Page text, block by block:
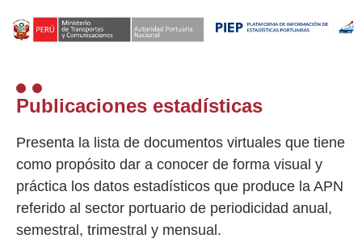
Publicaciones estadísticas
Presenta la lista de documentos virtuales que tiene
como propósito dar a conocer de forma visual y
práctica los datos estadísticos que produce la APN
referido al sector portuario de periodicidad anual,
semestral, trimestral y mensual.